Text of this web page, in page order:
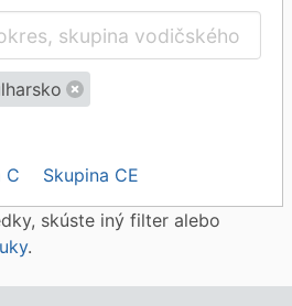
C Skupina CE
skúste iný filter alebo
.